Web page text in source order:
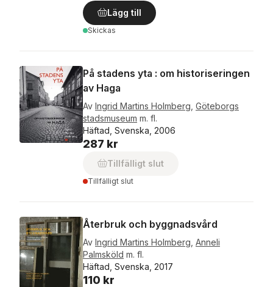
Lägg till
Skickas
På stadens yta : om historiseringen
av Haga
Av Ingrid Martins Holmberg Göteborgs
stadsmuseum m. fl.
Häftad, Svenska, 2006
287 kr
Tillfälligt slut
Tillfälligt slut
Återbruk och byggnadsvård
Av Ingrid Martins Holmberg Anneli
Palmsköld m. fl.
Häftad, Svenska, 2017
110 kr